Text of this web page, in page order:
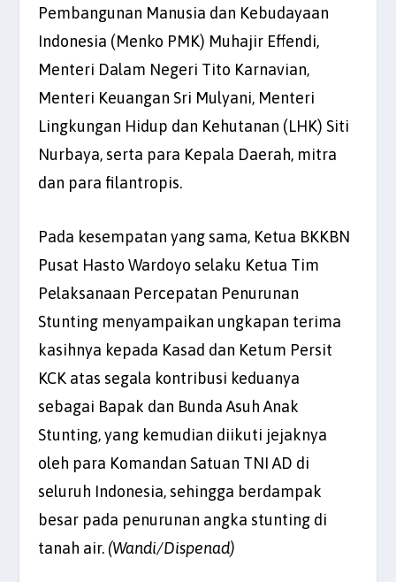
Pembangunan Manusia dan Kebudayaan
Indonesia (Menko PMK) Muhajir Effendi,
Menteri Dalam Negeri Tito Karnavian,
Menteri Keuangan Sri Mulyani, Menteri
Lingkungan Hidup dan Kehutanan (LHK) Siti
Nurbaya, serta para Kepala Daerah, mitra
dan para filantropis.
Pada kesempatan yang sama, Ketua BKKBN
Pusat Hasto Wardoyo selaku Ketua Tim
Pelaksanaan Percepatan Penurunan
Stunting menyampaikan ungkapan terima
kasihnya kepada Kasad dan Ketum Persit
KCK atas segala kontribusi keduanya
sebagai Bapak dan Bunda Asuh Anak
Stunting, yang kemudian diikuti jejaknya
oleh para Komandan Satuan TNI AD di
seluruh Indonesia, sehingga berdampak
besar pada penurunan angka stunting di
tanah air. (Wandi/Dispenad)